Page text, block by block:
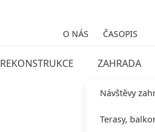
O NÁS ČASOPIS
REKONSTRUKCE ZAHRADA
Návštěvy
Terasy,